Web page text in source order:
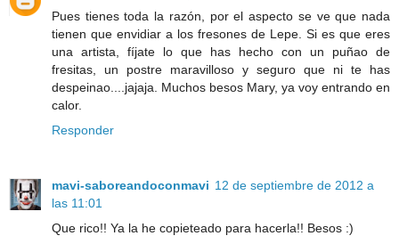
Pues tienes toda la razón, por el aspecto se ve que nada
tienen que envidiar a los fresones de Lepe. Si es que eres
una artista, fíjate lo que has hecho con un puñao de
fresitas, un postre maravilloso y seguro que ni te has
despeinao....jajaja. Muchos besos Mary, ya voy entrando en
calor.
Responder
mavi-saboreandoconmavi 12 de septiembre de 2012 a
las 11:01
Que rico!! Ya la he copieteado para hacerla!! Besos :)